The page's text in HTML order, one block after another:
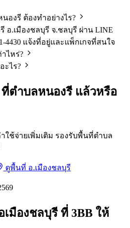
องรี ต้องทำอย่างไร?
อ.เมืองชลบุรี จ.ชลบุรี ผ่าน LINE
4430 แจ้งที่อยู่และแพ็กเกจที่สนใจ
ไหร่?
ะไร?
ตำบลหนองรี แล้วหรือ
ใช้จ่ายเพิ่มเติม รองรับพื้นที่ตำบล
ดูพื้นที่ อ.เมืองชลบุรี
มืองชลบุรี ที่ 3BB ให้